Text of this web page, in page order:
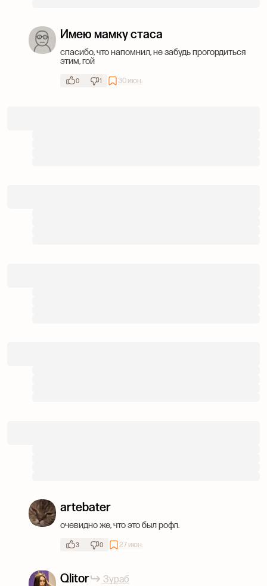
Имею мамку стаса
спасибо, что напомнил, не забудь прогордиться
этим, гой
0 1 30 июн.
artebater
очевидно же, что это был рофл.
3 0 27 июн.
Qlitor Зураб